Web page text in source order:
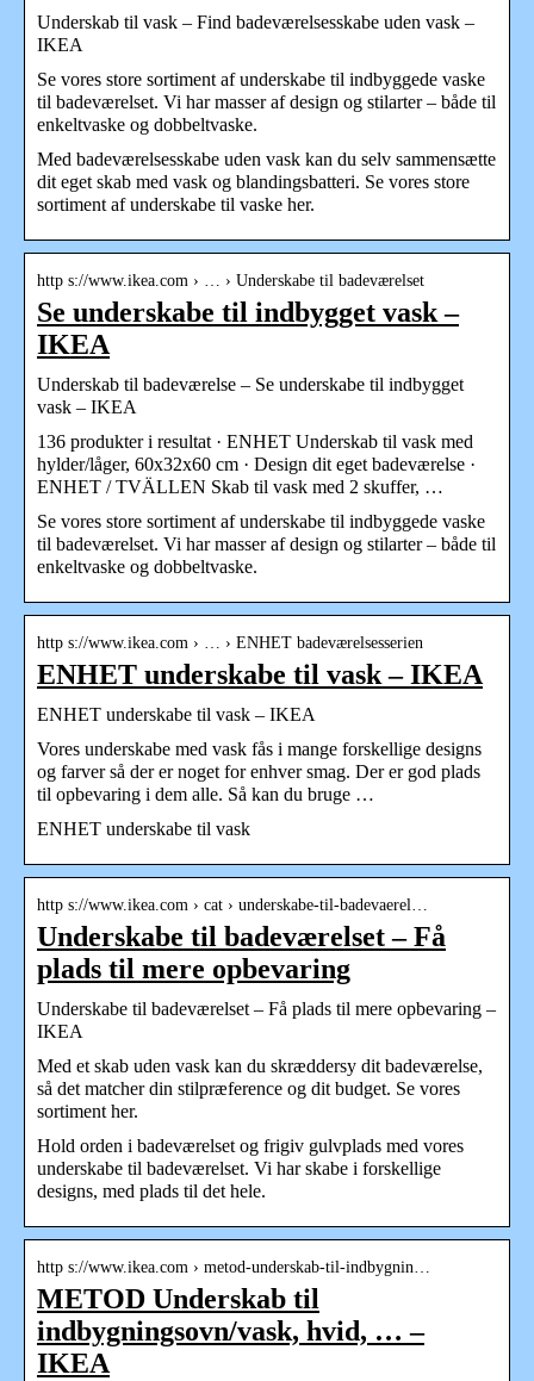
Underskab til vask – Find badeværelsesskabe uden vask –
IKEA
Se vores store sortiment af underskabe til indbyggede vaske
til badeværelset. Vi har masser af design og stilarter – både til
enkeltvaske og dobbeltvaske.
Med badeværelsesskabe uden vask kan du selv sammensætte
dit eget skab med vask og blandingsbatteri. Se vores store
sortiment af underskabe til vaske her.
http s://www.ikea.com › … › Underskabe til badeværelset
Se underskabe til indbygget vask –
IKEA
Underskab til badeværelse – Se underskabe til indbygget
vask – IKEA
136 produkter i resultat · ENHET Underskab til vask med
hylder/låger, 60x32x60 cm · Design dit eget badeværelse ·
ENHET / TVÄLLEN Skab til vask med 2 skuffer, …
Se vores store sortiment af underskabe til indbyggede vaske
til badeværelset. Vi har masser af design og stilarter – både til
enkeltvaske og dobbeltvaske.
http s://www.ikea.com › … › ENHET badeværelsesserien
ENHET underskabe til vask – IKEA
ENHET underskabe til vask – IKEA
Vores underskabe med vask fås i mange forskellige designs
og farver så der er noget for enhver smag. Der er god plads
til opbevaring i dem alle. Så kan du bruge …
ENHET underskabe til vask
http s://www.ikea.com › cat › underskabe-til-badevaerel…
Underskabe til badeværelset – Få
plads til mere opbevaring
Underskabe til badeværelset – Få plads til mere opbevaring –
IKEA
Med et skab uden vask kan du skræddersy dit badeværelse,
så det matcher din stilpræference og dit budget. Se vores
sortiment her.
Hold orden i badeværelset og frigiv gulvplads med vores
underskabe til badeværelset. Vi har skabe i forskellige
designs, med plads til det hele.
http s://www.ikea.com › metod-underskab-til-indbygnin…
METOD Underskab til
indbygningsovn/vask, hvid, … –
IKEA